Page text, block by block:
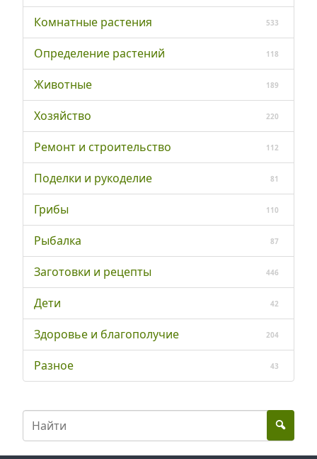
Комнатные растения 533
Определение растений 118
Животные 189
Хозяйство 220
Ремонт и строительство 112
Поделки и рукоделие 81
Грибы 110
Рыбалка 87
Заготовки и рецепты 446
Дети 42
Здоровье и благополучие 204
Разное 43